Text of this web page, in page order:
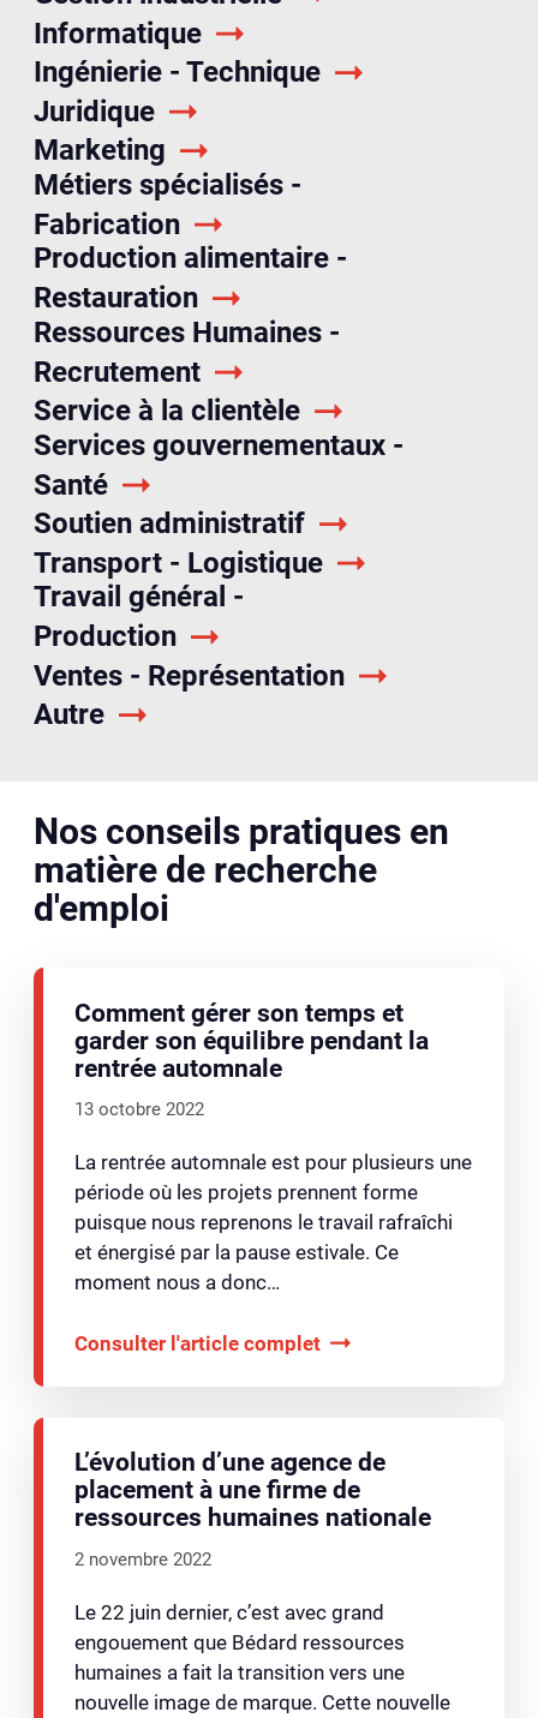
Autre
Informatique
Ingénierie - Technique
Juridique
Marketing
Métiers spécialisés -
Fabrication
Production alimentaire -
Restauration
Ressources Humaines -
Recrutement
Service à la clientèle
Services gouvernementaux -
Santé
Soutien administratif
Transport - Logistique
Travail général -
Production
Ventes - Représentation
Nos conseils pratiques en
matière de recherche
d'emploi
Comment gérer son temps et
garder son équilibre pendant la
rentrée automnale
13 octobre 2022
La rentrée automnale est pour plusieurs une
période où les projets prennent forme
puisque nous reprenons le travail rafraîchi
et énergisé par la pause estivale. Ce
moment nous a donc…
Consulter l'article complet
L’évolution d’une agence de
placement à une firme de
ressources humaines nationale
2 novembre 2022
Le 22 juin dernier, c’est avec grand
engouement que Bédard ressources
humaines a fait la transition vers une
nouvelle image de marque. Cette nouvelle